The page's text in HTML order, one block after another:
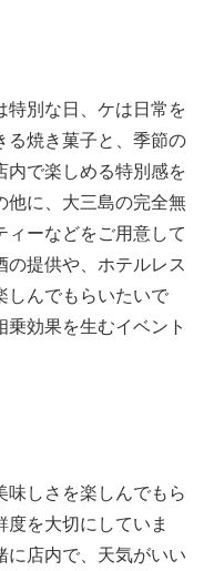
別な日、ケは日常を
る焼き菓子と、季節の
内で楽しめる特別感を
他に、大三島の完全無
ィーなどをご用意して
の提供や、ホテルレス
しんでもらいたいで
効果を生むイベント
しさを楽しんでもら
を大切にしていま
に店内で、天気がいい